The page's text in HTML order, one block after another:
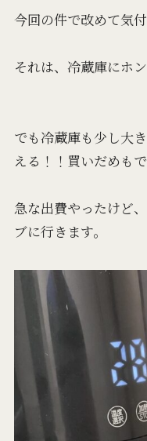
今回の件で改めて気付
それは、冷蔵庫にホ
でも冷蔵庫も少し大
える！！買いだめもで
急な出費やったけど
ブに行きます。